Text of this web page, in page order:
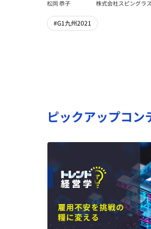
副本部長・開発部長
松岡 恭子
株式会社スピングラ
#G1九州2021
ピックアップコン